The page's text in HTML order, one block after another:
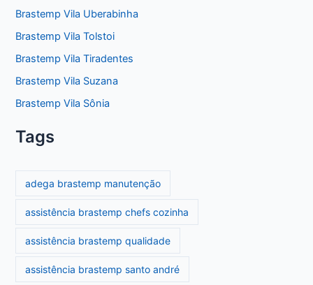
Brastemp Vila Uberabinha
Brastemp Vila Tolstoi
Brastemp Vila Tiradentes
Brastemp Vila Suzana
Brastemp Vila Sônia
Tags
adega brastemp manutenção
assistência brastemp chefs cozinha
assistência brastemp qualidade
assistência brastemp santo andré